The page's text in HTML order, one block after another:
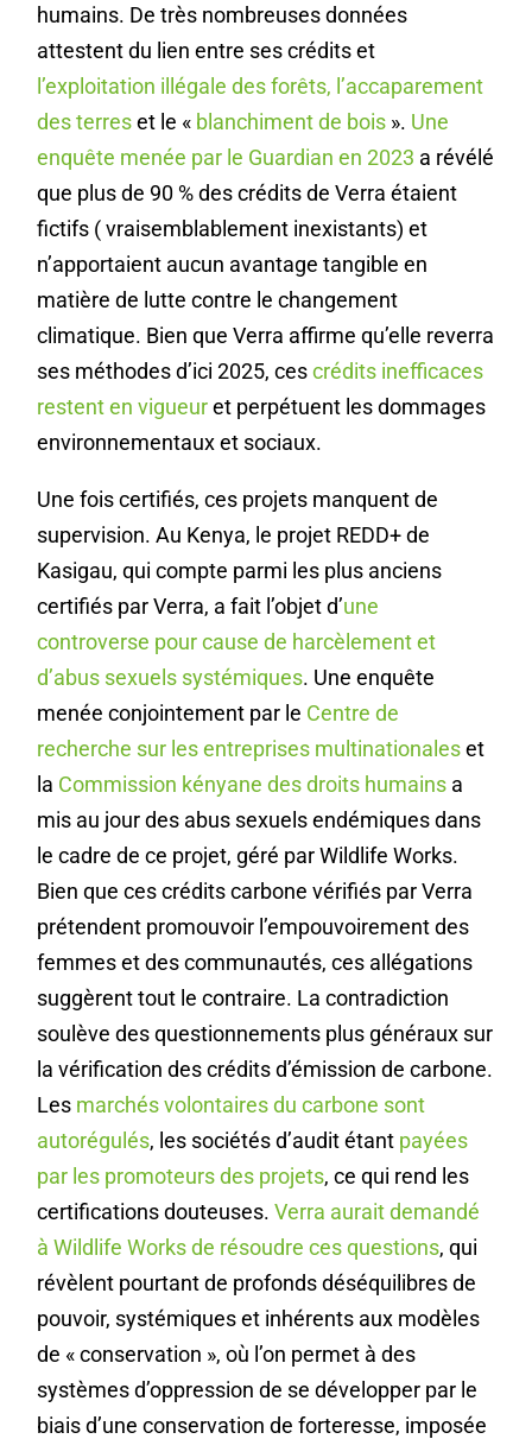
humains. De très nombreuses données
attestent du lien entre ses crédits et
l’exploitation illégale des forêts, l’accaparement
des terreset le « blanchiment de bois ». Une
enquête menée par le Guardian en 2023 a révélé
que plus de 90 % des crédits de Verra étaient
fictifs ( vraisemblablement inexistants) et
n’apportaient aucun avantage tangible en
matière de lutte contre le changement
climatique. Bien que Verra affirme qu’elle reverra
ses méthodes d’ici 2025, cescrédits inefficaces
restent en vigueuret perpétuent les dommages
environnementaux et sociaux.
Une fois certifiés, ces projets manquent de
supervision. Au Kenya, le projet REDD+ de
Kasigau, qui compte parmi les plus anciens
certifiés par Verra, a fait l’objet d’une
controverse pour cause de harcèlement et
d’abus sexuels systémiques. Une enquête
menée conjointement par le Centre de
recherche sur les entreprises multinationaleset
la Commission kényane des droits humains a
mis au jour des abus sexuels endémiques dans
le cadre de ce projet, géré par Wildlife Works.
Bien que ces crédits carbone vérifiés par Verra
prétendent promouvoir l’empouvoirement des
femmes et des communautés, ces allégations
suggèrent tout le contraire. La contradiction
soulève des questionnements plus généraux sur
la vérification des crédits d’émission de carbone.
Les marchés volontaires du carbone sont
autorégulés, les sociétés d’audit étant payées
par les promoteurs des projets, ce qui rend les
certifications douteuses.Verra aurait demandé
à Wildlife Works de résoudre ces questions, qui
révèlent pourtant de profonds déséquilibres de
pouvoir, systémiques et inhérents aux modèles
de « conservation », où l’on permet à des
systèmes d’oppression de se développer par le
biais d’une conservation de forteresse, imposée